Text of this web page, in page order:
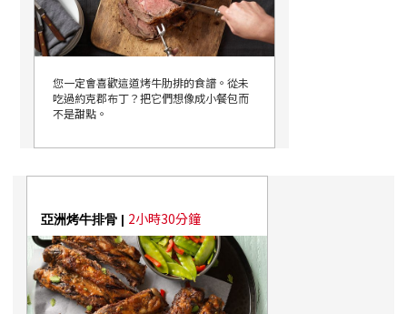
您一定會喜歡這道烤牛肋排的食譜。從未
吃過約克郡布丁？把它們想像成小餐包而
不是甜點。
亞洲烤牛排骨 | 2小時30分鐘